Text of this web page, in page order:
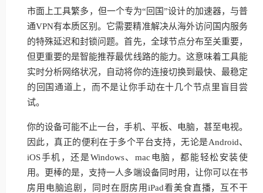
市面上工具繁多，但一个专为“回国”设计的加速器，与普
通VPN有本质区别。它需要精准解决从海外访问国内服务
的特殊延迟和封锁问题。首先，全球节点分布至关重要，
但更重要的是智能推荐最优线路的能力。这意味着工具能
实时分析网络状况，自动将你的连接切换到最快、最稳定
的回国通道上，而不是让你手动在十几个节点里盲目尝
试。
你的设备可能不止一台，手机、平板、电脑，甚至电视。
因此，真正的便利在于多个平台支持，无论是Android、
iOS手机，还是Windows、mac电脑，都能轻松安装使
用。更棒的是，支持一人多端设备同时用，让你可以在书
房用电脑追剧，同时在厨房用iPad看美食直播，互不干